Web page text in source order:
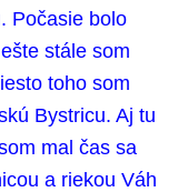
Počasie bolo
stále som
toho som
Bystricu. Aj tu
mal čas sa
a riekou Váh